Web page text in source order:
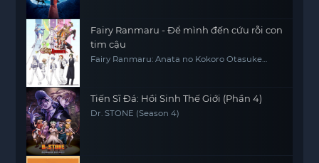
Fairy Ranmaru - Để mình đến cứu rỗi con
tim cậu
Fairy Ranmaru: Anata no Kokoro Otasuke
Tiến Sĩ Đá: Hồi Sinh Thế Giới (Phần 4)
Dr. STONE (Season 4)